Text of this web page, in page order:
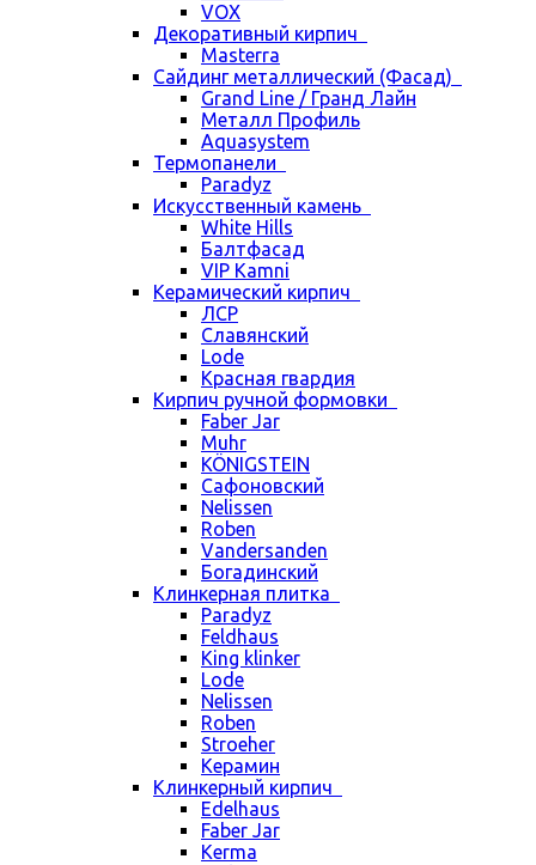
VOX
Декоративный кирпич
Masterra
Сайдинг металлический (Фасад)
Grand Line / Гранд Лайн
Металл Профиль
Aquasystem
Термопанели
Paradyz
Искусственный камень
White Hills
Балтфасад
VIP Kamni
Керамический кирпич
ЛСР
Славянский
Lode
Красная гвардия
Кирпич ручной формовки
Faber Jar
Muhr
KÖNIGSTEIN
Сафоновский
Nelissen
Roben
Vandersanden
Богадинский
Клинкерная плитка
Paradyz
Feldhaus
King klinker
Lode
Nelissen
Roben
Stroeher
Керамин
Клинкерный кирпич
Edelhaus
Faber Jar
Kerma